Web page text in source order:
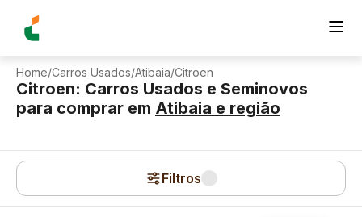
Home/Carros Usados/Atibaia/Citroen
Citroen: Carros Usados e Seminovos
para comprar em Atibaia e região
Filtros